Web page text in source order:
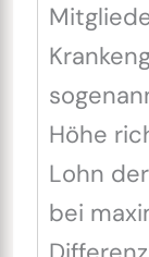
Höhe
Lohn
bei